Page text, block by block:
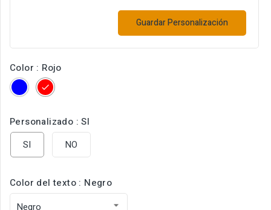
Guardar Personalización
Color : Rojo
Azul Rojo
Personalizado : SI
SI
NO
Color del texto : Negro